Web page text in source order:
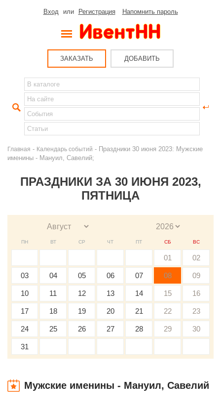
Вход или Регистрация Напомнить пароль
ЗАКАЗАТЬ ДОБАВИТЬ
Главная - Календарь событий - Праздники 30 июня 2023: Мужские
именины - Мануил, Савелий;
ПРАЗДНИКИ ЗА 30 ИЮНЯ 2023,
ПЯТНИЦА
ПН ВТ СР ЧТ ПТ СБ ВС
01 02
03 04 05 06 07 08 09
10 11 12 13 14 15 16
17 18 19 20 21 22 23
24 25 26 27 28 29 30
31
Мужские именины - Мануил, Савелий